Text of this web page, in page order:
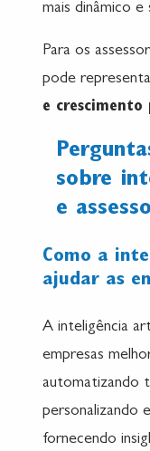
mais dinâmico
Para os
pode
e crescimento
sobre
e
Como a
ajudar as
A inteligência
empresas
automatizando
personalizando
fornecendo